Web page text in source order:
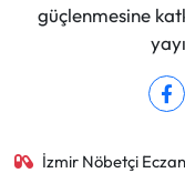
güçlenmesine
İzmir Nöbetçi